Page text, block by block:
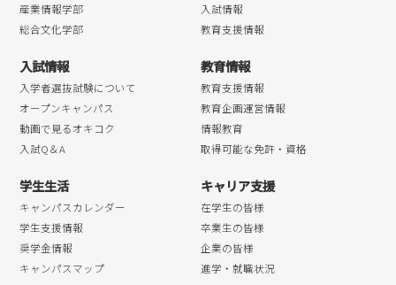
2018年06月
2018年05月
2018年04月
産業情報学部
総合文化学部
入試情報
教育支援情報
入試情報
入学者選抜試験について
オープンキャンパス
動画で見るオキコク
入試Q＆A
教育情報
教育支援情報
教育企画運営情報
情報教育
取得可能な免許・資格
学生生活
キャンパスカレンダー
学生支援情報
奨学金情報
キャンパスマップ
キャリア支援
在学生の皆様
卒業生の皆様
企業の皆様
進学・就職状況